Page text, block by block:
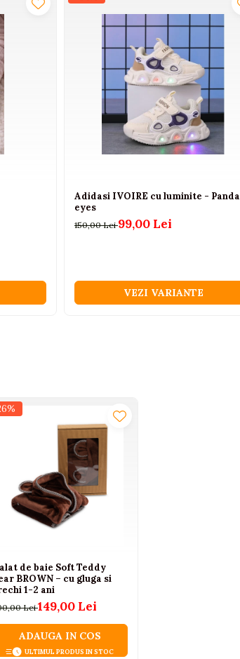
Adidasi IVOIRE cu luminite - Panda
eyes
150,00 Lei99,00 Lei
VEZI VARIANTE
de baie Soft Teddy
BROWN – cu gluga si
1-2 ani
Lei149,00 Lei
ADAUGA IN COS
ULTIMUL PRODUS IN STOC